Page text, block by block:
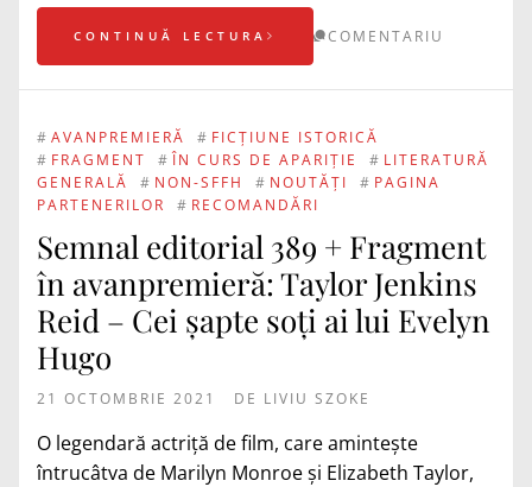
CONTINUĂ LECTURA COMENTARIU
# AVANPREMIERĂ # FICȚIUNE ISTORICĂ
# FRAGMENT # ÎN CURS DE APARIȚIE # LITERATURĂ
GENERALĂ
# NON-SFFH # NOUTĂȚI # PAGINA
PARTENERILOR
# RECOMANDĂRI
Semnal editorial 389 + Fragment
în avanpremieră: Taylor Jenkins
Reid – Cei șapte soți ai lui Evelyn
Hugo
21 OCTOMBRIE 2021 DE LIVIU SZOKE
O legendară actriță de film, care amintește
întrucâtva de Marilyn Monroe și Elizabeth Taylor,